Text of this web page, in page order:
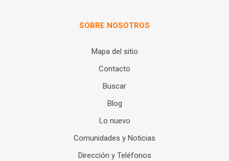
SOBRE NOSOTROS
Mapa del sitio
Contacto
Buscar
Blog
Lo nuevo
Comunidades y Noticias
Dirección y Teléfonos